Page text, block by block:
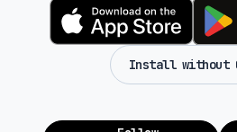
Install without